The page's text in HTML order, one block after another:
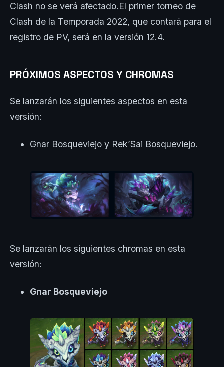
Clash no se verá afectado.El primer torneo de
Clash de la Temporada 2022, que contará para el
registro de PV, será en la versión 12.4.
PRÓXIMOS ASPECTOS Y CHROMAS
Se lanzarán los siguientes aspectos en esta
versión:
Gnar Bosqueviejo y Rek’Sai Bosqueviejo.
Se lanzarán los siguientes chromas en esta
versión:
Gnar Bosqueviejo